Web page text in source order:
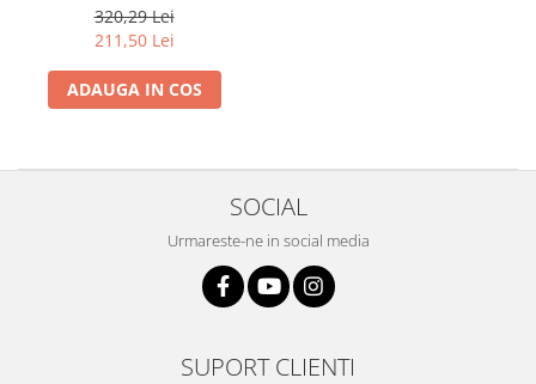
320,29 Lei
211,50 Lei
ADAUGA IN COS
SOCIAL
Urmareste-ne in social media
SUPORT CLIENTI